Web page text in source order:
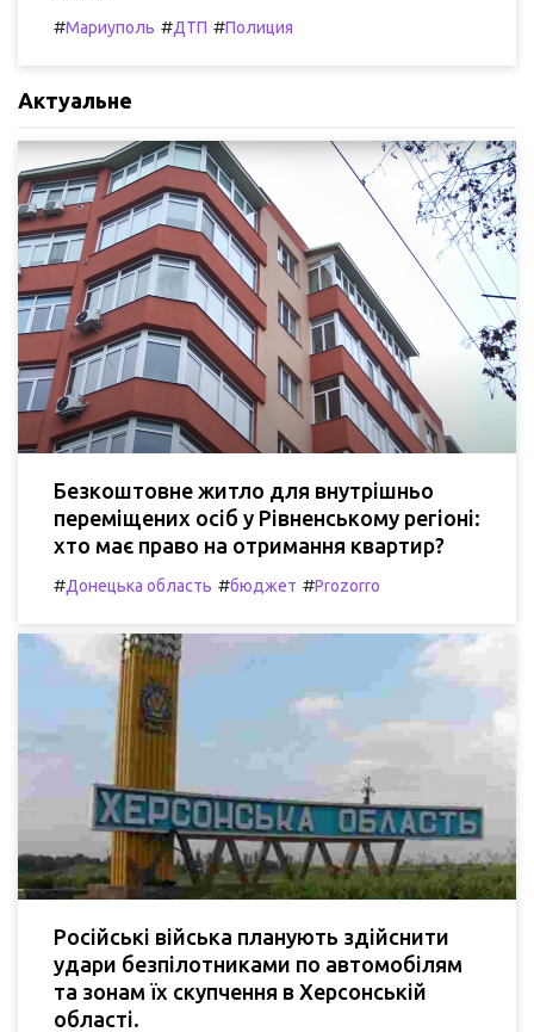
#Мариуполь #ДТП #Полиция
Актуальне
Безкоштовне житло для внутрішньо
переміщених осіб у Рівненському регіоні:
хто має право на отримання квартир?
#Донецька область #бюджет #Prozorro
Російські війська планують здійснити
удари безпілотниками по автомобілям
та зонам їх скупчення в Херсонській
області.